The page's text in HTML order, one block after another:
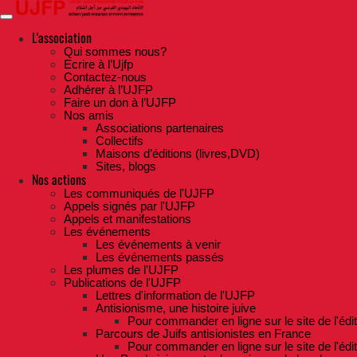
Skip
to
contentL'association
Qui sommes nous?
Ecrire à l’Ujfp
Contactez-nous
Adhérer à l’UJFP
Faire un don à l’UJFP
Nos amis
Associations partenaires
Collectifs
Maisons d’éditions (livres,DVD)
Sites, blogs
Nos actions
Les communiqués de l'UJFP
Appels signés par l'UJFP
Appels et manifestations
Les événements
Les événements à venir
Les événements passés
Les plumes de l'UJFP
Publications de l'UJFP
Lettres d'information de l'UJFP
Antisionisme, une histoire juive
Pour commander en ligne sur le site de
Parcours de Juifs antisionistes en France
Pour commander en ligne sur le site de